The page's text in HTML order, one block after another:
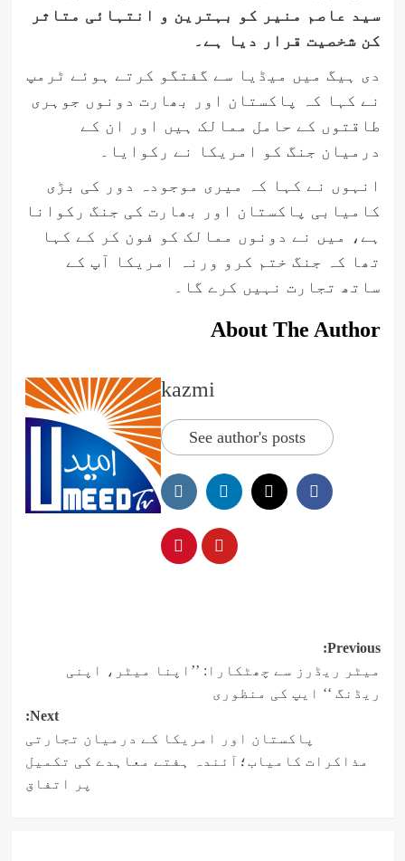
سید عاصم منیر کو بہترین و انتہائی متاثر
کن شخصیت قرار دیا ہے۔
دی ہیگ میں میڈیا سے گفتگو کرتے ہوئے ٹرمپ
نے کہا کہ پاکستان اور بھارت دونوں جوہری
طاقتوں کے حامل ممالک ہیں اور ان کے
درمیان جنگ کو امریکا نے رکوایا۔
انہوں نے کہا کہ میری موجودہ دور کی بڑی
کامیابی پاکستان اور بھارت کی جنگ رکوانا
ہے، میں نے دونوں ممالک کو فون کر کے کہا
تھا کہ جنگ ختم کرو ورنہ امریکا آپ کے
ساتھ تجارت نہیں کرے گا۔
About The Author
kazmi
See author's posts
Post
navigation
Previous:
میٹر ریڈرز سے چھٹکارا: ’’اپنا میٹر، اپنی
ریڈنگ ‘‘ ایپ کی منظوری
Next:
پاکستان اور امریکا کے درمیان تجارتی
مذاکرات کامیاب؛آئندہ ہفتے معاہدے کی تکمیل
پر اتفاق